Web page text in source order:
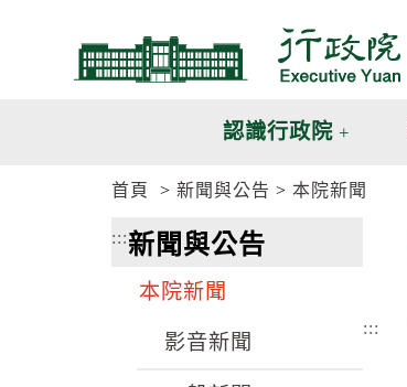
認識行政院
首頁 新聞與公告 本院新聞
:::新聞與公告
本院新聞
影音新聞
:::